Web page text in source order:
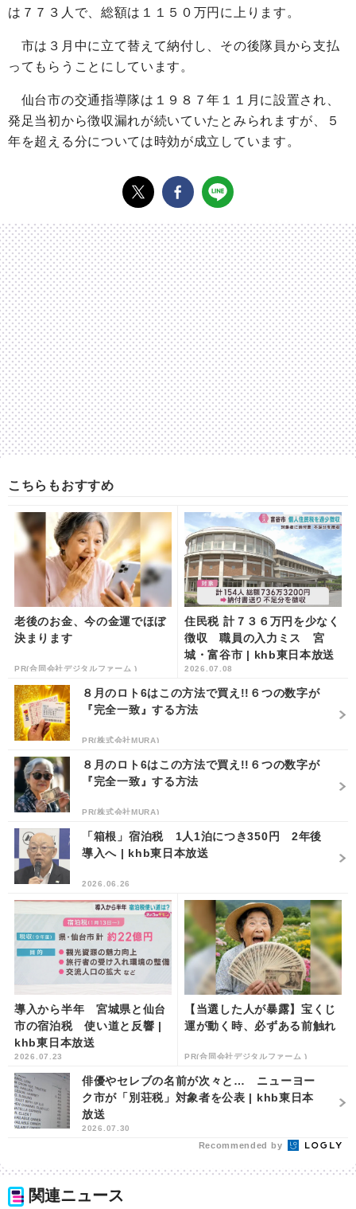
は７７３人で、総額は１１５０万円に上ります。
市は３月中に立て替えて納付し、その後隊員から支払
ってもらうことにしています。
仙台市の交通指導隊は１９８７年１１月に設置され、
発足当初から徴収漏れが続いていたとみられますが、５
年を超える分については時効が成立しています。
こちらもおすすめ
老後のお金、今の金運でほぼ
決まります
PR(合同会社デジタルファーム )
住民税 計７３６万円を少なく
徴収 職員の入力ミス 宮
城・富谷市 | khb東日本放送
2026.07.08
８月のロト6はこの方法で買え!!６つの数字が
『完全一致』する方法
PR(株式会社MURA)
８月のロト6はこの方法で買え!!６つの数字が
『完全一致』する方法
PR(株式会社MURA)
「箱根」宿泊税 1人1泊につき350円 2年後
導入へ | khb東日本放送
2026.06.26
導入から半年 宮城県と仙台
市の宿泊税 使い道と反響 |
khb東日本放送
2026.07.23
【当選した人が暴露】宝くじ
運が動く時、必ずある前触れ
PR(合同会社デジタルファーム )
俳優やセレブの名前が次々と… ニューヨー
ク市が「別荘税」対象者を公表 | khb東日本
放送
2026.07.30
Recommended by
関連ニュース